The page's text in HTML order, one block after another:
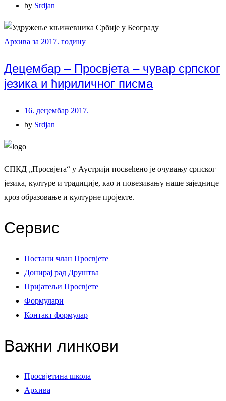
by Srdjan
Архива за 2017. годину
Децембар – Просвјета – чувар српског
језика и ћириличног писма
16. децембар 2017.
by Srdjan
СПКД „Просвјета“ у Аустрији посвећено је очувању српског
језика, културе и традиције, као и повезивању наше заједнице
кроз образовање и културне пројекте.
Сервис
Постани члан Просвјете
Донирај рад Друштва
Пријатељи Просвјете
Формулари
Контакт формулар
Важни линкови
Просвјетина школа
Архива